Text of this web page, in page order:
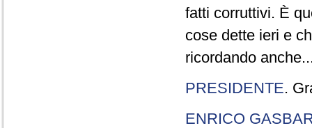
fatti corruttivi. È
cose dette ieri e
ricordando
PRESIDENTE.
ENRICO